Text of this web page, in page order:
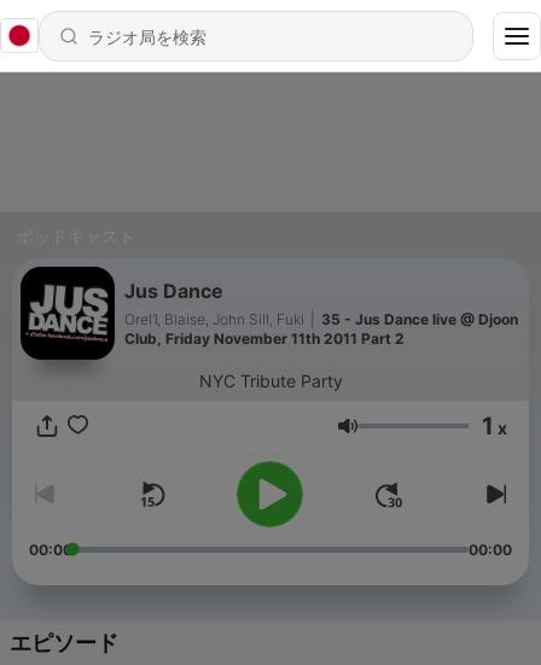
Jus Dance
Orel1, Blaise, John Sill, Fuki
35 - Jus Dance live @ Djoon
Club, Friday November 11th 2011 Part 2
NYC Tribute Party
音量 1 x
00:00 00:00
エピソード